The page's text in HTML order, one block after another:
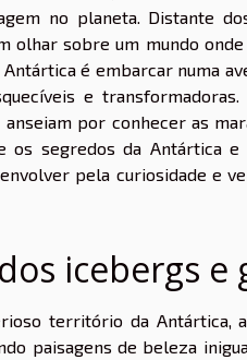
no planeta. Distante
olhar sobre um mundo
é embarcar numa
e
por conhecer as
os segredos da Antártica
pela curiosidade e
icebergs e
território da Antártica,
paisagens de beleza